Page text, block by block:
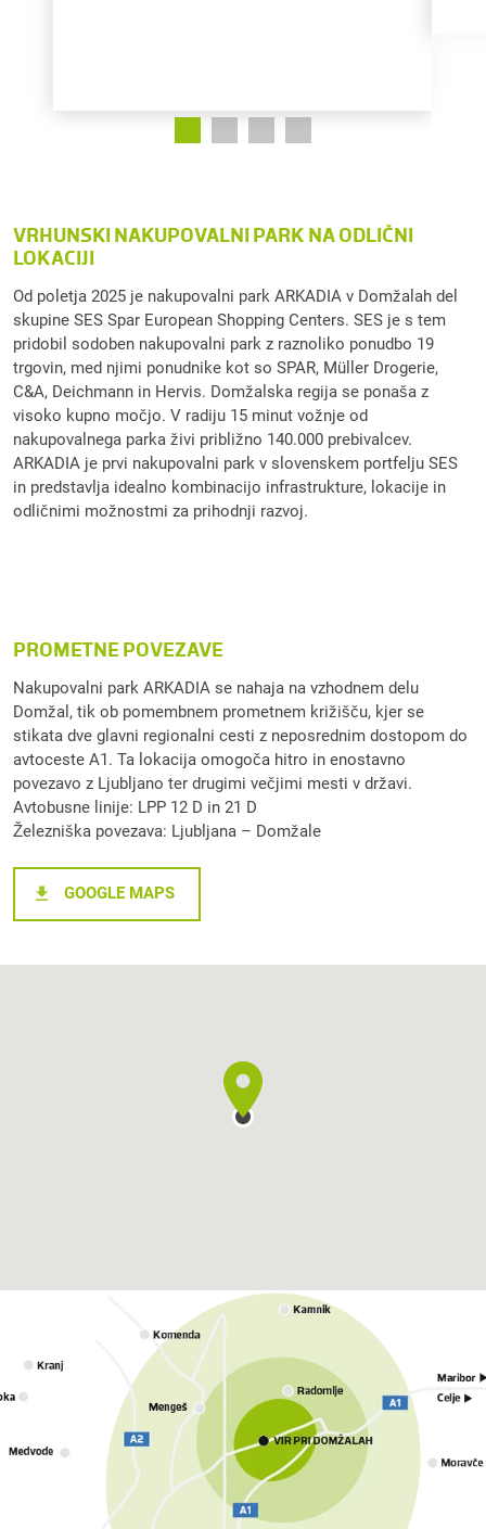
VRHUNSKI NAKUPOVALNI PARK NA ODLIČNI
LOKACIJI
Od poletja 2025 je nakupovalni park ARKADIA v Domžalah del
skupine SES Spar European Shopping Centers. SES je s tem
pridobil sodoben nakupovalni park z raznoliko ponudbo 19
trgovin, med njimi ponudnike kot so SPAR, Müller Drogerie,
C&A, Deichmann in Hervis. Domžalska regija se ponaša z
visoko kupno močjo. V radiju 15 minut vožnje od
nakupovalnega parka živi približno 140.000 prebivalcev.
ARKADIA je prvi nakupovalni park v slovenskem portfelju SES
in predstavlja idealno kombinacijo infrastrukture, lokacije in
odličnimi možnostmi za prihodnji razvoj.
PROMETNE POVEZAVE
Nakupovalni park ARKADIA se nahaja na vzhodnem delu
Domžal, tik ob pomembnem prometnem križišču, kjer se
stikata dve glavni regionalni cesti z neposrednim dostopom do
avtoceste A1. Ta lokacija omogoča hitro in enostavno
povezavo z Ljubljano ter drugimi večjimi mesti v državi.
Avtobusne linije: LPP 12 D in 21 D
Železniška povezava: Ljubljana – Domžale
GOOGLE MAPS